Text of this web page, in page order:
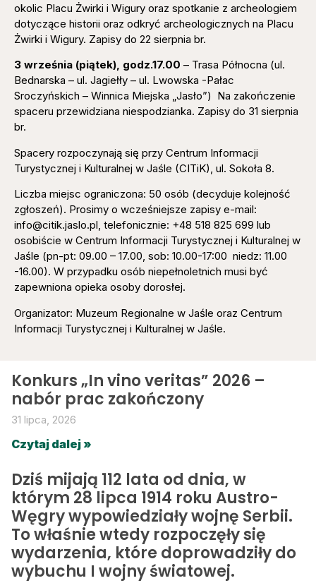
okolic Placu Żwirki i Wigury oraz spotkanie z archeologiem
dotyczące historii oraz odkryć archeologicznych na Placu
Żwirki i Wigury. Zapisy do 22 sierpnia br.
3 września (piątek), godz.17.00 – Trasa Północna (ul.
Bednarska – ul. Jagiełły – ul. Lwowska -Pałac
Sroczyńskich – Winnica Miejska „Jasło”) Na zakończenie
spaceru przewidziana niespodzianka. Zapisy do 31 sierpnia
br.
Spacery rozpoczynają się przy Centrum Informacji
Turystycznej i Kulturalnej w Jaśle (CITiK), ul. Sokoła 8.
Liczba miejsc ograniczona: 50 osób (decyduje kolejność
zgłoszeń). Prosimy o wcześniejsze zapisy e-mail:
info@citik.jaslo.pl, telefonicznie: +48 518 825 699 lub
osobiście w Centrum Informacji Turystycznej i Kulturalnej w
Jaśle (pn-pt: 09.00 – 17.00, sob: 10.00-17:00 niedz: 11.00
-16.00). W przypadku osób niepełnoletnich musi być
zapewniona opieka osoby dorosłej.
Organizator: Muzeum Regionalne w Jaśle oraz Centrum
Informacji Turystycznej i Kulturalnej w Jaśle.
Konkurs „In vino veritas” 2026 –
nabór prac zakończony
31 lipca, 2026
Czytaj dalej »
Dziś mijają 112 lata od dnia, w
którym 28 lipca 1914 roku Austro-
Węgry wypowiedziały wojnę Serbii.
To właśnie wtedy rozpoczęły się
wydarzenia, które doprowadziły do
wybuchu I wojny światowej.